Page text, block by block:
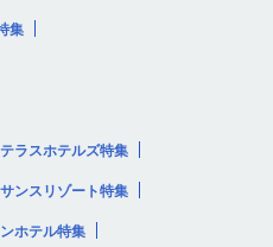
集
ラスホテルズ特集
ンスリゾート特集
ホテル特集